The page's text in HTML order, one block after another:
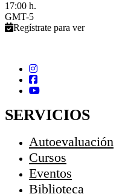
17:00 h.
GMT-5
Regístrate para ver
SERVICIOS
Autoevaluación
Cursos
Eventos
Biblioteca